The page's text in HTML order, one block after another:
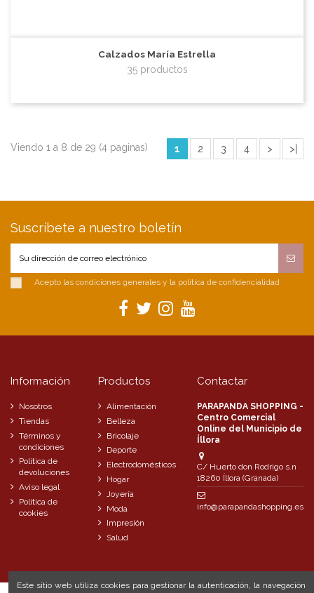
Calzados María Estrella
35 productos
1 2 3 4 > >|
Viendo 1 a 8 de 29 (4 paginas)
Suscríbete a nuestro boletín
Acepto las condiciones generales y la política de confidencialidad
Información
Nosotros
Tiendas
Términos y
condiciones
Política de
devoluciones
Aviso legal
Política de
cookies
Productos
Alimentación
Belleza
Bricolaje
Deporte
Electrodomésticos
Hogar
Joyería
Moda
Impresión
Salud
Contactar
PARAPANDA SHOPPING -
Centro Comercial
Online del Municipio de
Íllora
C/ Huerto don Rodrigo s.n
18260 Íllora (Granada)
info@parapandashopping.es
Este sitio web utiliza cookies para gestionar la autenticación, la navegación